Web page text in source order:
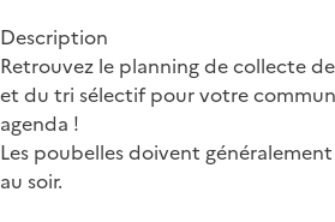
Description
Retrouvez le planning de collecte
et du tri sélectif pour votre
agenda !
Les poubelles doivent
au soir.